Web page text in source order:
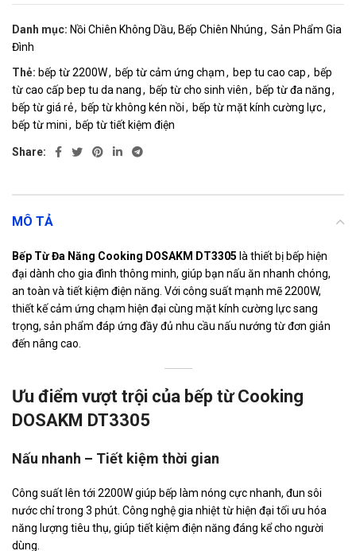
Danh mục: Nồi Chiên Không Dầu, Bếp Chiên Nhúng, Sản Phẩm Gia
Đình
Thẻ: bếp từ 2200W, bếp từ cảm ứng chạm, bep tu cao cap, bếp
từ cao cấp bep tu da nang, bếp từ cho sinh viên, bếp từ đa năng,
bếp từ giá rẻ, bếp từ không kén nồi, bếp từ mặt kính cường lực,
bếp từ mini, bếp từ tiết kiệm điện
Share:
MÔ TẢ
Bếp Từ Đa Năng Cooking DOSAKM DT3305 là thiết bị bếp hiện
đại dành cho gia đình thông minh, giúp bạn nấu ăn nhanh chóng,
an toàn và tiết kiệm điện năng. Với công suất mạnh mẽ 2200W,
thiết kế cảm ứng chạm hiện đại cùng mặt kính cường lực sang
trọng, sản phẩm đáp ứng đầy đủ nhu cầu nấu nướng từ đơn giản
đến nâng cao.
Ưu điểm vượt trội của bếp từ Cooking
DOSAKM DT3305
Nấu nhanh – Tiết kiệm thời gian
Công suất lên tới 2200W giúp bếp làm nóng cực nhanh, đun sôi
nước chỉ trong 3 phút. Công nghệ gia nhiệt từ hiện đại tối ưu hóa
năng lượng tiêu thụ, giúp tiết kiệm điện năng đáng kể cho người
dùng.